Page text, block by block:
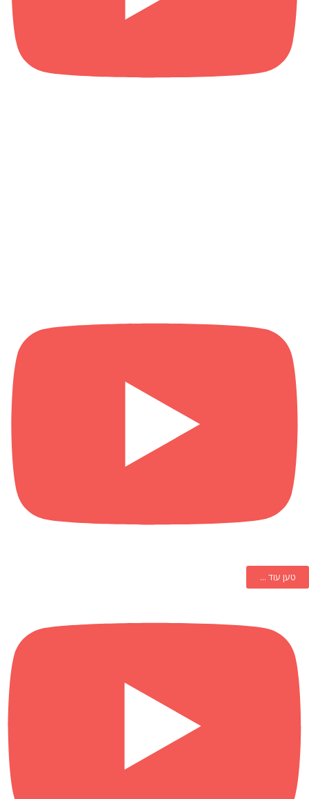
טען עוד ...